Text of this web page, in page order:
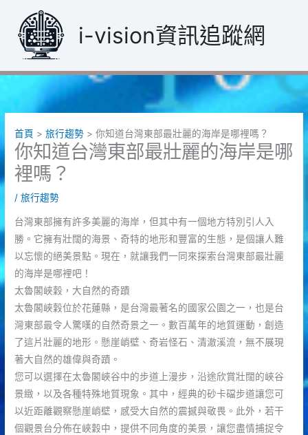
內
i-vision資訊追蹤網
首頁 旅行趨勢 你知道台灣東部最壯麗的海岸是哪裡嗎？
你知道台灣東部最壯麗的海岸是哪
裡嗎？
/旅行趨勢
台灣東部擁有許多美麗的海岸，但其中有一個地方特別引人入
勝。它擁有壯闊的海景、奇特的地形和豐富的生態，是個讓人難
以忘懷的絕美景點。現在，就讓我們一同來探索台灣東部最壯麗
的海岸是哪裡吧！
太魯閣峽穀，大自然的奇蹟
太魯閣峽穀位於花蓮縣，是台灣最著名的國家公園之一，也是台
灣東部最令人驚嘆的自然奇景之一。數百萬年的地質運動，創造
了這片壯麗的地形。懸崖峭壁、奇岩怪石、清澈溪流，無不展現
著大自然的雄偉與奇蹟。
您可以選擇在太魯閣峽谷中的步道上漫步，沿途欣賞壯闊的峽谷
景緻，以及各種特殊地質現象。其中，經典的砂卡礑步道讓您可
以近距離觀察懸崖峭壁，感受大自然的震撼與敬畏。此外，若干
個觀景台分佈在峽穀中，提供不同角度的美景，讓您盡情捕捉令